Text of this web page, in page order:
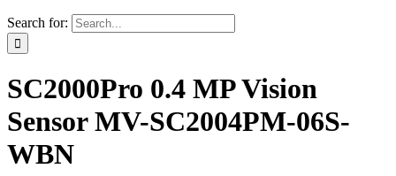
Search for:
SC2000Pro 0.4 MP Vision
Sensor MV-SC2004PM-06S-
WBN